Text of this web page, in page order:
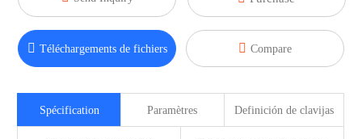
 Téléchargements de fichiers  Compare
Spécification Paramètres Definición de clavijas